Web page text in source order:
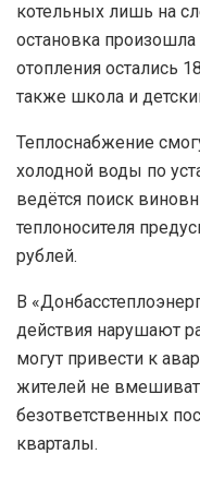
котельных лишь на
остановка произошла
отопления остались
также школа и
Теплоснабжение
холодной воды по
ведётся поиск
теплоносителя
рублей.
В
действия нарушают
могут привести к
жителей не
безответственных
кварталы.